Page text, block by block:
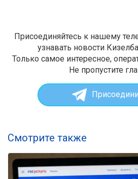
Присоединяйтесь к нашему
узнавать новости
Только самое интересное,
Не пропустите
Смотрите также